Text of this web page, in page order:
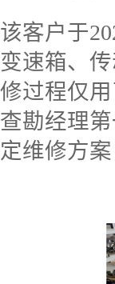
该客户于
变速箱、
修过程仅用
查勘经理
定维修方案